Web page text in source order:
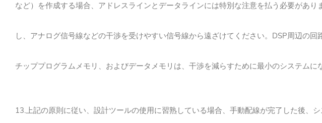
など）を作成する場合、 アドレスラインとデータラインには特別な注意を払う必要があり
し、アナログ信号線などの干渉を受けやすい信号線から遠ざけてください。 DSP周辺の回
チッププログラムメモリ、およびデータメモリは、干渉を減らすために最小のシステムに
13.上記の原則に従い、設計ツールの使用に習熟している場合、手動配線が完了した後、